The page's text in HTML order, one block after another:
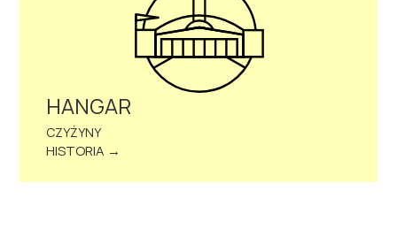
HANGAR
CZYŻYNY
HISTORIA →